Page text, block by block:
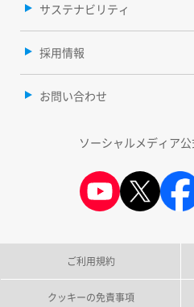
サステナビリティ
採用情報
お問い合わせ
ソーシャルメディア
ご利用規約
クッキーの免責事項